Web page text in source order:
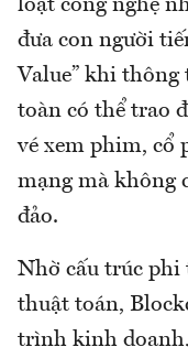
loạt công nghệ
đưa con người
Value” khi
toàn có thể trao
vé xem phim, cổ
mạng mà không
đảo.
Nhờ cấu trúc phi
thuật toán,
trình kinh